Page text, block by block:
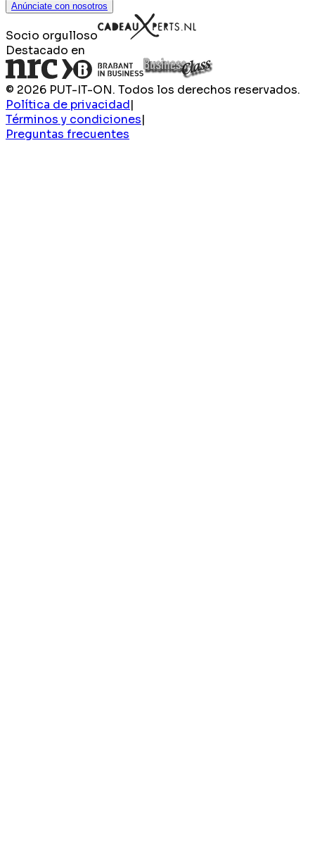
Anúnciate con nosotros
Socio orgulloso
Destacado en
© 2026 PUT-IT-ON. Todos los derechos reservados.
Política de privacidad|
Términos y condiciones|
Preguntas frecuentes